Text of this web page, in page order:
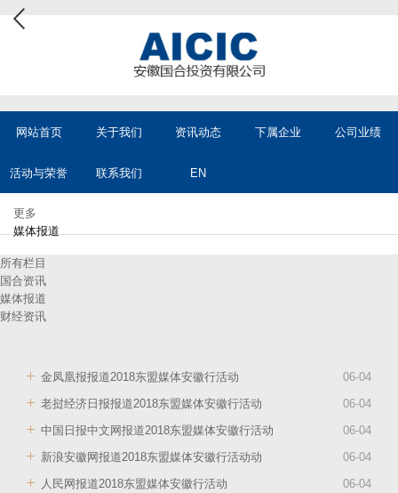
网站首页 关于我们 资讯动态 下属企业 公司业绩
活动与荣誉 联系我们 EN
更多
媒体报道
所有栏目
国合资讯
媒体报道
财经资讯
06-04
金凤凰报报道2018东盟媒体安徽行活动
06-04
老挝经济日报报道2018东盟媒体安徽行活动
06-04
中国日报中文网报道2018东盟媒体安徽行活动
06-04
新浪安徽网报道2018东盟媒体安徽行活动动
06-04
人民网报道2018东盟媒体安徽行活动